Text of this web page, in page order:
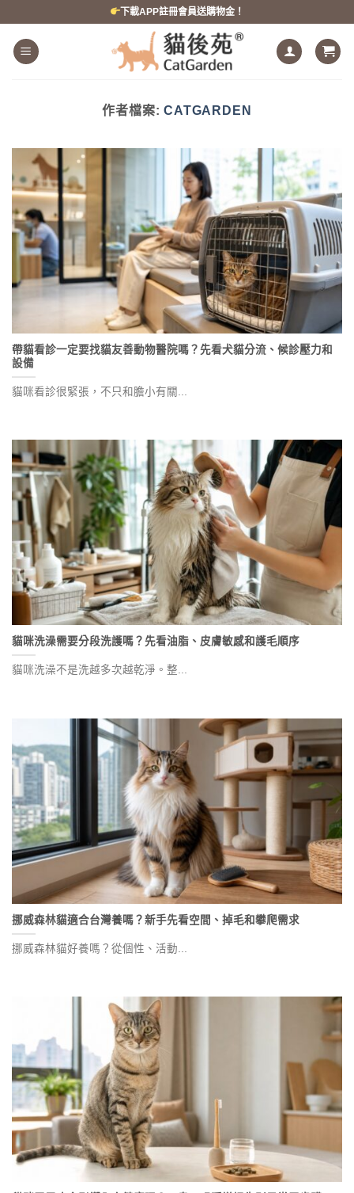
下載APP註冊會員送購物金！
作者檔案:CATGARDEN
帶貓看診一定要找貓友善動物醫院嗎？先看犬貓分流、候診壓力和
設備
貓咪看診很緊張，不只和膽小有關...
貓咪洗澡需要分段洗護嗎？先看油脂、皮膚敏感和護毛順序
貓咪洗澡不是洗越多次越乾淨。整...
挪威森林貓適合台灣養嗎？新手先看空間、掉毛和攀爬需求
挪威森林貓好養嗎？從個性、活動...